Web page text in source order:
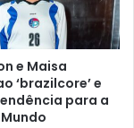
e Maisa
‘brazilcore’ e
para a